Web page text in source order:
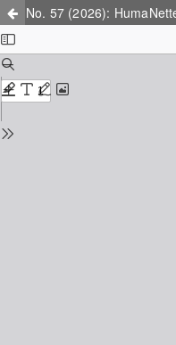
No. 57 (2026):